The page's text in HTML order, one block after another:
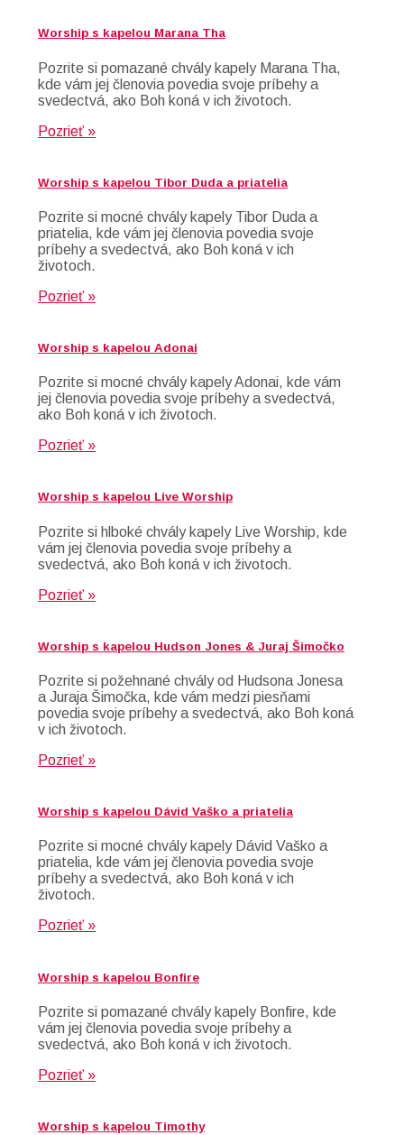
Worship s kapelou Marana Tha
Pozrite si pomazané chvály kapely Marana Tha,
kde vám jej členovia povedia svoje príbehy a
svedectvá, ako Boh koná v ich životoch.
Pozrieť »
Worship s kapelou Tibor Duda a priatelia
Pozrite si mocné chvály kapely Tibor Duda a
priatelia, kde vám jej členovia povedia svoje
príbehy a svedectvá, ako Boh koná v ich
životoch.
Pozrieť »
Worship s kapelou Adonai
Pozrite si mocné chvály kapely Adonai, kde vám
jej členovia povedia svoje príbehy a svedectvá,
ako Boh koná v ich životoch.
Pozrieť »
Worship s kapelou Live Worship
Pozrite si hlboké chvály kapely Live Worship, kde
vám jej členovia povedia svoje príbehy a
svedectvá, ako Boh koná v ich životoch.
Pozrieť »
Worship s kapelou Hudson Jones & Juraj Šimočko
Pozrite si požehnané chvály od Hudsona Jonesa
a Juraja Šimočka, kde vám medzi piesňami
povedia svoje príbehy a svedectvá, ako Boh koná
v ich životoch.
Pozrieť »
Worship s kapelou Dávid Vaško a priatelia
Pozrite si mocné chvály kapely Dávid Vaško a
priatelia, kde vám jej členovia povedia svoje
príbehy a svedectvá, ako Boh koná v ich
životoch.
Pozrieť »
Worship s kapelou Bonfire
Pozrite si pomazané chvály kapely Bonfire, kde
vám jej členovia povedia svoje príbehy a
svedectvá, ako Boh koná v ich životoch.
Pozrieť »
Worship s kapelou Timothy